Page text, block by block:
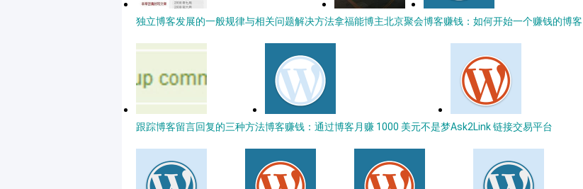
独立博客发展的一般规律与相关问题解决方法拿福能博主北京聚会博客赚钱：如何开始一个赚钱的博客
跟踪博客留言回复的三种方法博客赚钱：通过博客月赚 1000 美元不是梦Ask2Link 链接交易平台